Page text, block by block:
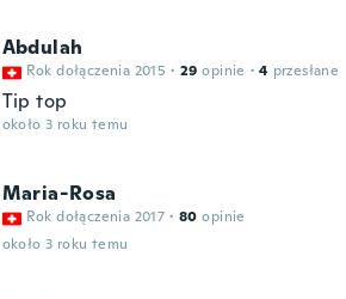
Abdulah
Rok dołączenia 2015 · 29 opinie · 4 przesłane
Tip top
około 3 roku temu
Maria-Rosa
Rok dołączenia 2017 · 80 opinie
około 3 roku temu